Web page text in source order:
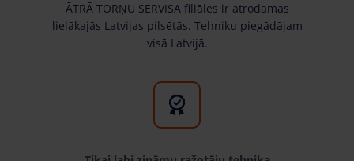
ĀTRĀ TORŅU SERVISA filiāles ir atrodamas
lielākajās Latvijas pilsētās. Tehniku piegādājam
visā Latvijā.